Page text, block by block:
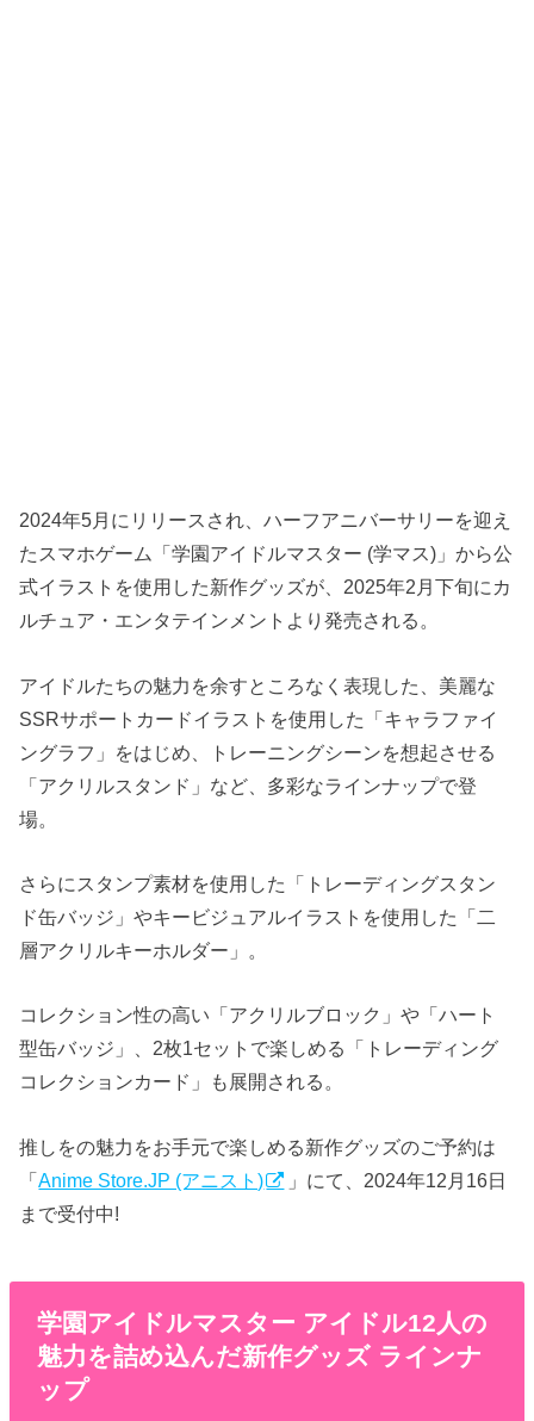
2024年5月にリリースされ、ハーフアニバーサリーを迎え
たスマホゲーム「学園アイドルマスター (学マス)」から公
式イラストを使用した新作グッズが、2025年2月下旬にカ
ルチュア・エンタテインメントより発売される。
アイドルたちの魅力を余すところなく表現した、美麗な
SSRサポートカードイラストを使用した「キャラファイ
ングラフ」をはじめ、トレーニングシーンを想起させる
「アクリルスタンド」など、多彩なラインナップで登
場。
さらにスタンプ素材を使用した「トレーディングスタン
ド缶バッジ」やキービジュアルイラストを使用した「二
層アクリルキーホルダー」。
コレクション性の高い「アクリルブロック」や「ハート
型缶バッジ」、2枚1セットで楽しめる「トレーディング
コレクションカード」も展開される。
推しをの魅力をお手元で楽しめる新作グッズのご予約は
「Anime Store.JP (アニスト)
」にて、2024年12月16日
まで受付中!
学園アイドルマスター アイドル12人の
魅力を詰め込んだ新作グッズ ラインナ
ップ